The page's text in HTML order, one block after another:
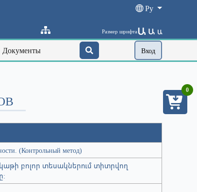
Ру
Размер шрифтаԱ Ա Ա
Документы Вход
(Контрольный метод)
բոլոր տեսակներում տիտրվող
0